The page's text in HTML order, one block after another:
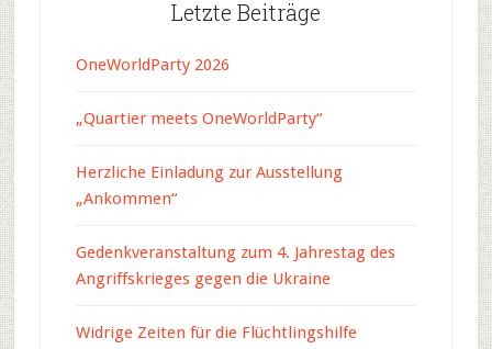
Letzte Beiträge
OneWorldParty 2026
„Quartier meets OneWorldParty“
Herzliche Einladung zur Ausstellung
„Ankommen“
Gedenkveranstaltung zum 4. Jahrestag des
Angriffskrieges gegen die Ukraine
Widrige Zeiten für die Flüchtlingshilfe